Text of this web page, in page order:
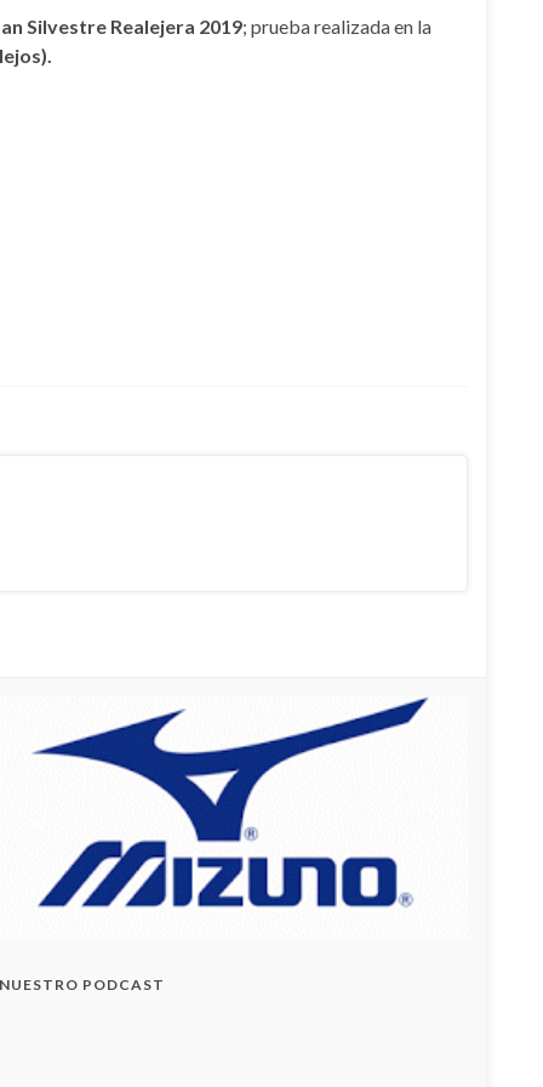
Silvestre Realejera 2019; prueba realizada en la
NUESTRO PODCAST